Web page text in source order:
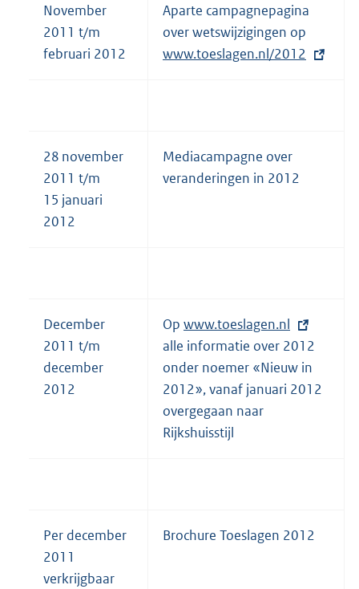
November
2011 t/m
februari 2012
Aparte campagnepagina
over wetswijzigingen op
www.toeslagen.nl/2012
28 november
2011 t/m
15 januari
2012
Mediacampagne over
veranderingen in 2012
December
2011 t/m
december
2012
Op E
x
t
e
r
n
k
www.toeslagen.nl
alle informatie over 2012
onder noemer «Nieuw in
2012», vanaf januari 2012
overgegaan naar
Rijkshuisstijl
Per december
2011
verkrijgbaar
Brochure Toeslagen 2012